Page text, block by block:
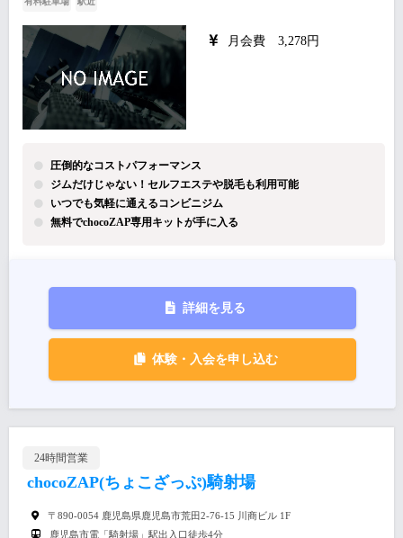
月会費 3,278円
圧倒的なコストパフォーマンス
ジムだけじゃない！セルフエステや脱毛も利用可能
いつでも気軽に通えるコンビニジム
無料でchocoZAP専用キットが手に入る
詳細を見る
体験・入会を申し込む
24時間営業
chocoZAP(ちょこざっぷ)騎射場
〒890-0054 鹿児島県鹿児島市荒田2-76-15 川商ビル 1F
鹿児島市電「騎射場」駅出入口徒歩4分